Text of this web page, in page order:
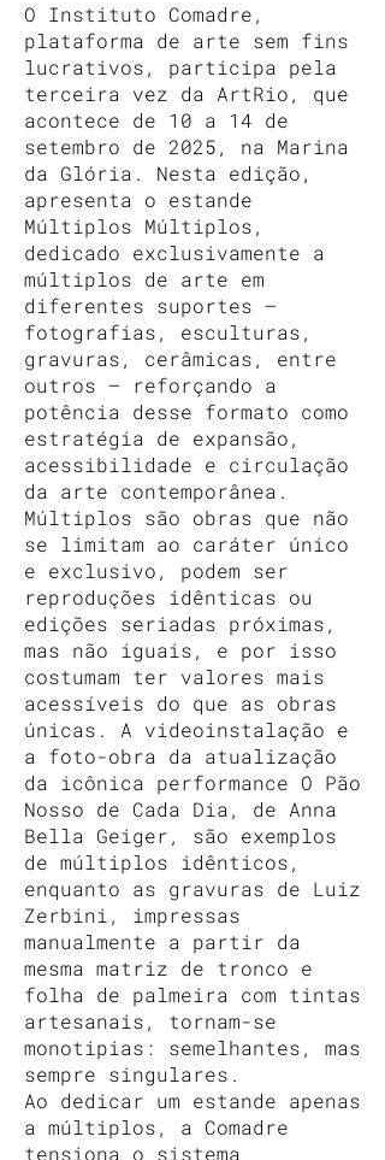
O Instituto Comadre,
plataforma de arte sem fins
lucrativos, participa pela
terceira vez da ArtRio, que
acontece de 10 a 14 de
setembro de 2025, na Marina
da Glória. Nesta edição,
apresenta o estande
Múltiplos Múltiplos,
dedicado exclusivamente a
múltiplos de arte em
diferentes suportes –
fotografias, esculturas,
gravuras, cerâmicas, entre
outros – reforçando a
potência desse formato como
estratégia de expansão,
acessibilidade e circulação
da arte contemporânea.
Múltiplos são obras que não
se limitam ao caráter único
e exclusivo, podem ser
reproduções idênticas ou
edições seriadas próximas,
mas não iguais, e por isso
costumam ter valores mais
acessíveis do que as obras
únicas. A videoinstalação e
a foto-obra da atualização
da icônica performance O Pão
Nosso de Cada Dia, de Anna
Bella Geiger, são exemplos
de múltiplos idênticos,
enquanto as gravuras de Luiz
Zerbini, impressas
manualmente a partir da
mesma matriz de tronco e
folha de palmeira com tintas
artesanais, tornam-se
monotipias: semelhantes, mas
sempre singulares.
Ao dedicar um estande apenas
a múltiplos, a Comadre
tensiona o sistema